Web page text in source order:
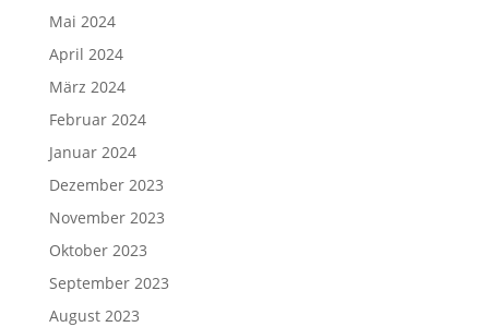
Mai 2024
April 2024
März 2024
Februar 2024
Januar 2024
Dezember 2023
November 2023
Oktober 2023
September 2023
August 2023